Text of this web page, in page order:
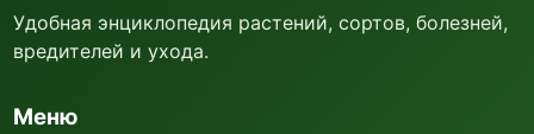
Удобная энциклопедия растений, сортов, болезней,
вредителей и ухода.
Меню